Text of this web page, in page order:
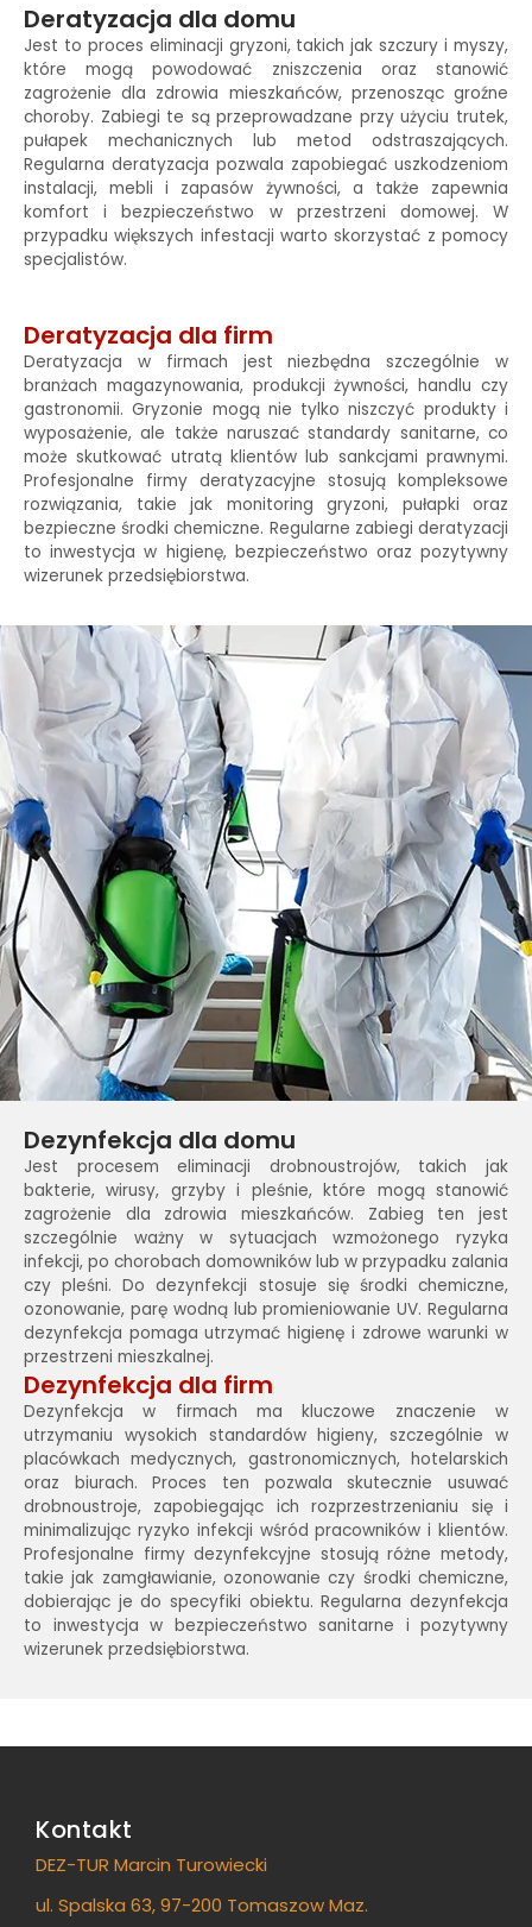
Deratyzacja dla domu
Jest to proces eliminacji gryzoni, takich jak szczury i myszy,
które mogą powodować zniszczenia oraz stanowić
zagrożenie dla zdrowia mieszkańców, przenosząc groźne
choroby. Zabiegi te są przeprowadzane przy użyciu trutek,
pułapek mechanicznych lub metod odstraszających.
Regularna deratyzacja pozwala zapobiegać uszkodzeniom
instalacji, mebli i zapasów żywności, a także zapewnia
komfort i bezpieczeństwo w przestrzeni domowej. W
przypadku większych infestacji warto skorzystać z pomocy
specjalistów.
Deratyzacja dla firm
Deratyzacja w firmach jest niezbędna szczególnie w
branżach magazynowania, produkcji żywności, handlu czy
gastronomii. Gryzonie mogą nie tylko niszczyć produkty i
wyposażenie, ale także naruszać standardy sanitarne, co
może skutkować utratą klientów lub sankcjami prawnymi.
Profesjonalne firmy deratyzacyjne stosują kompleksowe
rozwiązania, takie jak monitoring gryzoni, pułapki oraz
bezpieczne środki chemiczne. Regularne zabiegi deratyzacji
to inwestycja w higienę, bezpieczeństwo oraz pozytywny
wizerunek przedsiębiorstwa.
Dezynfekcja dla domu
Jest procesem eliminacji drobnoustrojów, takich jak
bakterie, wirusy, grzyby i pleśnie, które mogą stanowić
zagrożenie dla zdrowia mieszkańców. Zabieg ten jest
szczególnie ważny w sytuacjach wzmożonego ryzyka
infekcji, po chorobach domowników lub w przypadku zalania
czy pleśni. Do dezynfekcji stosuje się środki chemiczne,
ozonowanie, parę wodną lub promieniowanie UV. Regularna
dezynfekcja pomaga utrzymać higienę i zdrowe warunki w
przestrzeni mieszkalnej.
Dezynfekcja dla firm
Dezynfekcja w firmach ma kluczowe znaczenie w
utrzymaniu wysokich standardów higieny, szczególnie w
placówkach medycznych, gastronomicznych, hotelarskich
oraz biurach. Proces ten pozwala skutecznie usuwać
drobnoustroje, zapobiegając ich rozprzestrzenianiu się i
minimalizując ryzyko infekcji wśród pracowników i klientów.
Profesjonalne firmy dezynfekcyjne stosują różne metody,
takie jak zamgławianie, ozonowanie czy środki chemiczne,
dobierając je do specyfiki obiektu. Regularna dezynfekcja
to inwestycja w bezpieczeństwo sanitarne i pozytywny
wizerunek przedsiębiorstwa.
Kontakt
DEZ-TUR Marcin Turowiecki
ul. Spalska 63, 97-200 Tomaszow Maz.